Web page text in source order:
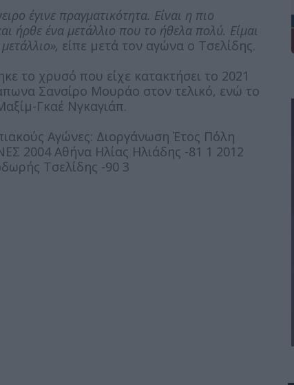
έγινε πραγματικότητα. Είναι η πιο
ήρθε ένα μετάλλιο που το ήθελα πολύ. Είμαι
είπε μετά τον αγώνα ο Τσελίδης.
το χρυσό που είχε κατακτήσει το 2021
Σανσίρο Μουράο στον τελικό, ενώ το
Γκαέ Νγκαγιάπ.
Αγώνες: Διοργάνωση Έτος Πόλη
2004 Αθήνα Ηλίας Ηλιάδης -81 1 2012
Τσελίδης -90 3